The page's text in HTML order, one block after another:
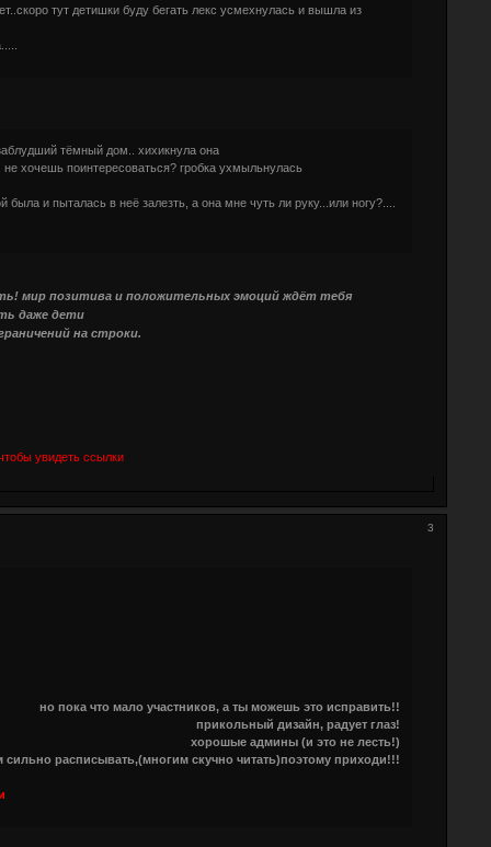
тут детишки буду бегать лекс усмехнулась и вышла из
тёмный дом.. хихикнула она
хочешь поинтересоваться? гробка ухмыльнулась
и пыталась в неё залезть, а она мне чуть ли руку...или ногу?....
мир позитива и положительных эмоций ждёт тебя
даже дети
на строки.
увидеть ссылки
3
но пока что мало участников, а ты можешь это исправить!!
прикольный дизайн, радует глаз!
хорошые админы (и это не лесть!)
расписывать,(многим скучно читать)поэтому приходи!!!